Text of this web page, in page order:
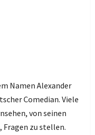
Namen Alexander
Comedian. Viele
von seinen
Fragen zu stellen.